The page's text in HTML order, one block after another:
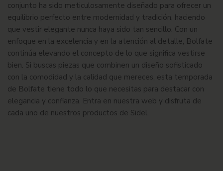
conjunto ha sido meticulosamente diseñado para ofrecer un
equilibrio perfecto entre modernidad y tradición, haciendo
que vestir elegante nunca haya sido tan sencillo. Con un
enfoque en la excelencia y en la atención al detalle, Bolfate
continúa elevando el concepto de lo que significa vestirse
bien. Si buscas piezas que combinen un diseño sofisticado
con la comodidad y la calidad que mereces, esta temporada
de Bolfate tiene todo lo que necesitas para destacar con
elegancia y confianza. Entra en nuestra web y disfruta de
cada uno de nuestros productos de Sidel.